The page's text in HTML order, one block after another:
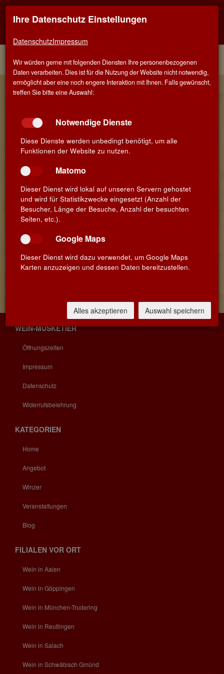
Home Winzer
Château de l'Eclair - SICAREX
Boulevard Victor Vermorel 210
FR - 69661 Villefranche
Beaujolais
WEIN-MUSKETIER
Öffnungszeiten
Impressum
Datenschutz
Widerrufsbelehrung
KATEGORIEN
Home
Angebot
Winzer
Veranstaltungen
Blog
FILIALEN VOR ORT
Wein in Aalen
Wein in Göppingen
Wein in München-Trudering
Wein in Reutlingen
Wein in Salach
Wein in Schwäbisch Gmünd
Ihre Datenschutz Einstellungen
DatenschutzImpressum
Wir würden gerne mit folgenden Diensten Ihre personenbezogenen
Daten verarbeiten. Dies ist für die Nutzung der Website nicht notwendig,
ermöglicht aber eine noch engere Interaktion mit Ihnen. Falls gewünscht,
treffen Sie bitte eine Auswahl:
Notwendige Dienste
Diese Dienste werden unbedingt benötigt, um alle
Funktionen der Website zu nutzen.
Matomo
Dieser Dienst wird lokal auf unseren Servern gehostet
und wird für Statistikzwecke eingesetzt (Anzahl der
Besucher, Länge der Besuche, Anzahl der besuchten
Seiten, etc.).
Google Maps
Dieser Dienst wird dazu verwendet, um Google Maps
Karten anzuzeigen und dessen Daten bereitzustellen.
Alles akzeptieren Auswahl speichern